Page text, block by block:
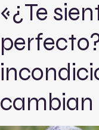
«¿Te
cambian